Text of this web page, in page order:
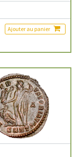
Ajouter au panier